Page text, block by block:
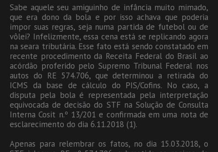
Sabe aquele seu amiguinho de infância muito mimado,
que era dono da bola e por isso achava que poderia
impor suas regras, seja numa partida de futebol ou de
vôlei? Infelizmente, essa cena está se replicando agora
na seara tributária. Esse fato está sendo constatado em
recente procedimento da Receita Federal do Brasil ao
acórdão proferido pelo Supremo Tribunal Federal nos
autos do RE 574.706, que determinou a retirada do
ICMS da base de cálculo do PIS/Cofins. No caso, a
disputa pela bola é representada pela interpretação
equivocada de decisão do STF na Solução de Consulta
Interna Cosit n.º 13/201 e confirmada em uma nota de
esclarecimento do dia 6.11.2018 (1).
Apenas para relembrar os fatos, no dia 15.03.2018, o